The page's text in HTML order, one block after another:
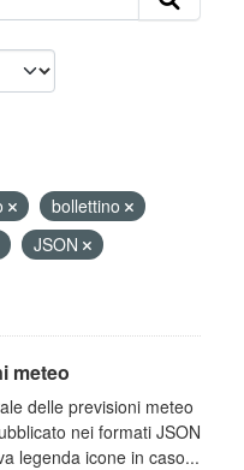
bollettino
JSON
meteo
delle previsioni meteo
nei formati JSON
legenda icone in caso...